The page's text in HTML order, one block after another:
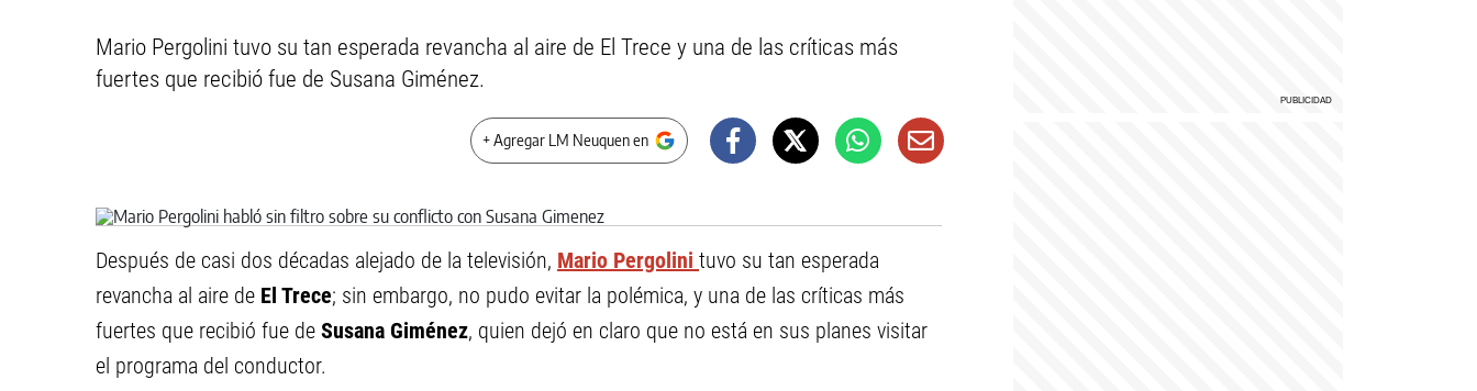
Mario Pergolini tuvo su tan esperada revancha al aire de El Trece y una de las críticas más
fuertes que recibió fue de Susana Giménez.
+ Agregar LM Neuquen en
Después de casi dos décadas alejado de la televisión, Mario Pergolini tuvo su tan esperada
revancha al aire de El Trece; sin embargo, no pudo evitar la polémica, y una de las críticas más
fuertes que recibió fue de Susana Giménez, quien dejó en claro que no está en sus planes visitar
el programa del conductor.